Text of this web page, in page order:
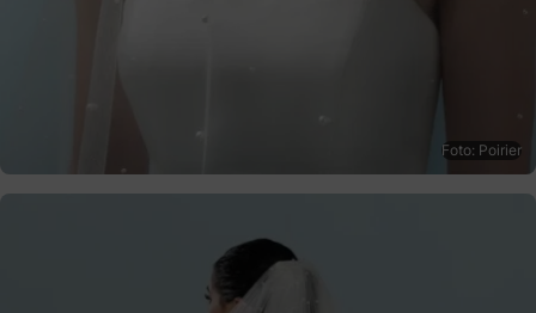
Foto: Poirier